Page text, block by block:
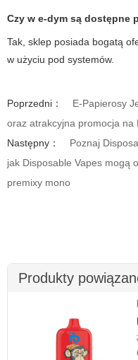
Czy w e-dym są dostępne
Tak, sklep posiada bogatą
w użyciu pod systemów.
Poprzedni：
E-Papierosy
oraz atrakcyjna promocja na
Następny：
Poznaj
jak Disposable Vapes mogą
premixy mono
Produkty